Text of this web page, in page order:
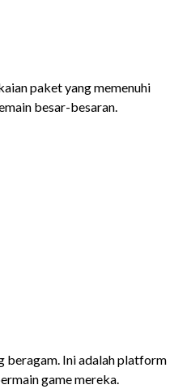
paket yang memenuhi
besar-besaran.
beragam. Ini adalah platform
game mereka.